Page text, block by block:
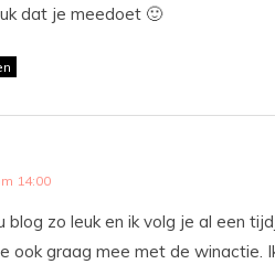
dat je meedoet 🙂
14:00
blog zo leuk en ik volg je al een
ook graag mee met de winactie.